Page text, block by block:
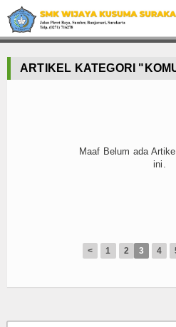
Input Form Pendaftaran
ARTIKEL KATEGORI
Maaf Belum ada
ini.
< 1 2 3 4